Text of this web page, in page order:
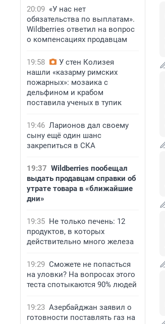
20:09 «У нас нет
обязательства по выплатам».
Wildberries ответил на вопрос
о компенсациях продавцам
19:58
У стен Колизея
нашли «казарму римских
пожарных»: мозаика с
дельфином и крабом
поставила ученых в тупик
19:46 Ларионов дал своему
сыну ещё один шанс
закрепиться в СКА
19:37 Wildberries пообещал
выдать продавцам справки об
утрате товара в «ближайшие
дни»
19:35 Не только печень: 12
продуктов, в которых
действительно много железа
19:29 Сможете не попасться
на уловки? На вопросах этого
теста спотыкаются 90% людей
19:23 Азербайджан заявил о
готовности поставлять газ на